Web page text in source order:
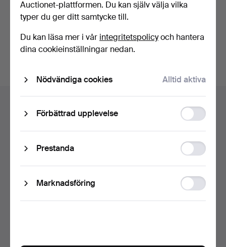
Fortsätt med Facebook
För att kunna gå vidare måste du godkänna villkoren.
Sidfotsnavigation
Kontakta support
Alla auktionshus
Betalningsalternativ
Auctionet-plattformen. Du kan själv välja vilka
typer du ger ditt samtycke till.
Du kan läsa mer i vår integritetspolicyoch hantera
dina cookieinställningar nedan.
Nödvändiga cookies Alltid aktiva
Förbättrad upplevelse
storage
Prestanda
storage
Marknadsföring
Ad
storage